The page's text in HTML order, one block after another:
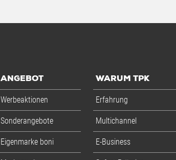
ANGEBOT
Werbeaktionen
Sonderangebote
Eigenmarke boni
WARUM TPK
Erfahrung
Multichannel
E-Business